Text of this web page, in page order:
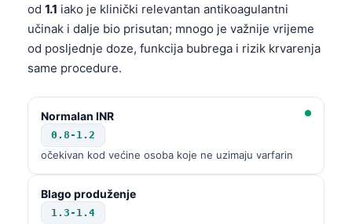
od 1.1 iako je klinički relevantan antikoagulantni
učinak i dalje bio prisutan; mnogo je važnije vrijeme
od posljednje doze, funkcija bubrega i rizik krvarenja
same procedure.
Normalan INR
0.8-1.2
očekivan kod većine osoba koje ne uzimaju varfarin
Blago produženje
1.3-1.4